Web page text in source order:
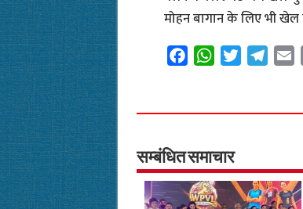
मोहन बागान के लिए भी
e
o
o
k
W
t
A
p
p
t
r
e
a
m
i
सम्बंधित समाचार